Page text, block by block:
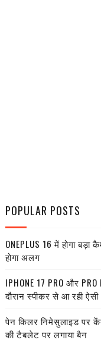
POPULAR POSTS
ONEPLUS 16 में होगा
होगा अलग
IPHONE 17 PRO और
दौरान स्पीकर से आ रही
पेन किलर निमेसुलाइड पर
की टैबलेट पर लगाया बैन